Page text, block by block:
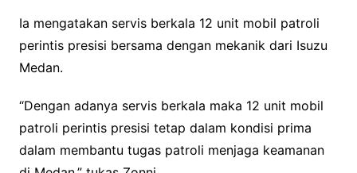
Ia mengatakan servis berkala 12 unit mobil patroli
perintis presisi bersama dengan mekanik dari Isuzu
Medan.
“Dengan adanya servis berkala maka 12 unit mobil
patroli perintis presisi tetap dalam kondisi prima
dalam membantu tugas patroli menjaga keamanan